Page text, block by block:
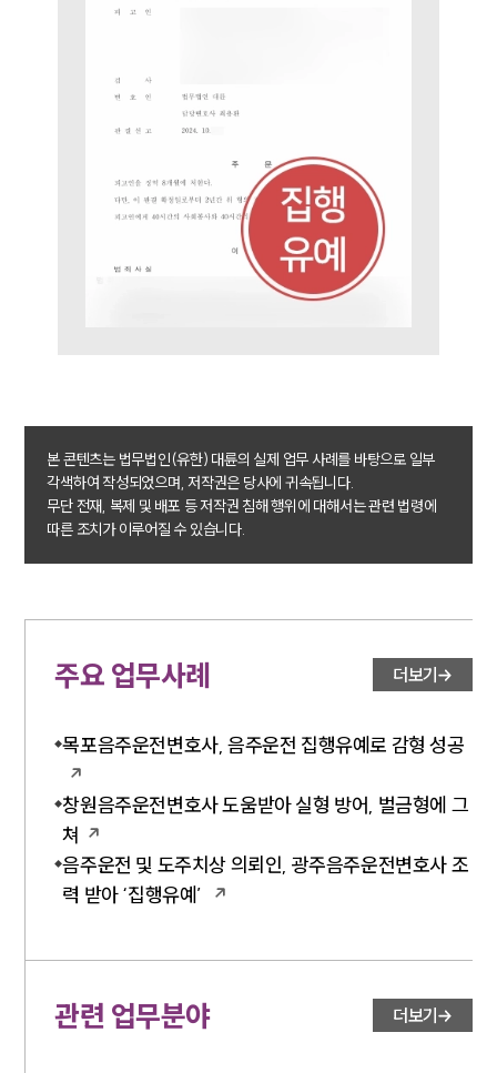
팀소개
대륜의 강점
오시는 길
글로벌 파트너 로펌
고객의 소리
통합검색
AI대륜
업무사례
법률지식인
고객후기
업무분야
음주교통사고대응부 업무
구성원 소개
공지사항
법률 블로그
법률서식
대륜법률상담예약
본 콘텐츠는 법무법인(유한) 대륜의 실제 업무 사례를 바탕으로 일부
각색하여 작성되었으며, 저작권은 당사에 귀속됩니다.
무단 전재, 복제 및 배포 등 저작권 침해 행위에 대해서는 관련 법령에
따른 조치가 이루어질 수 있습니다.
주요 업무사례 더보기
목포음주운전변호사, 음주운전 집행유예로 감형 성공
창원음주운전변호사 도움받아 실형 방어, 벌금형에 그
쳐
음주운전 및 도주치상 의뢰인, 광주음주운전변호사 조
력 받아 ‘집행유예’
관련 업무분야 더보기